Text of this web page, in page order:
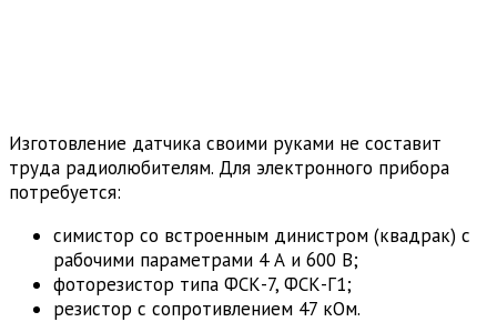
Изготовление датчика своими руками не составит
труда радиолюбителям. Для электронного прибора
потребуется:
симистор со встроенным динистром (квадрак) с
рабочими параметрами 4 А и 600 В;
фоторезистор типа ФСК-7, ФСК-Г1;
резистор с сопротивлением 47 кОм.